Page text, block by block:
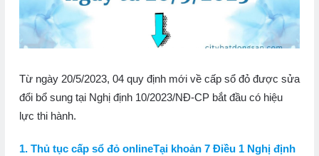
Từ ngày 20/5/2023, 04 quy định mới về cấp sổ đỏ được sửa
đổi bổ sung tại Nghị định 10/2023/NĐ-CP bắt đầu có hiệu
lực thi hành.
1. Thủ tục cấp sổ đỏ onlineTại khoản 7 Điều 1 Nghị định